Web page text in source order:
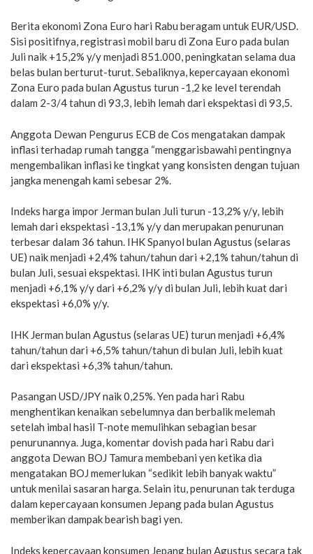
Berita ekonomi Zona Euro hari Rabu beragam untuk EUR/USD.
Sisi positifnya, registrasi mobil baru di Zona Euro pada bulan
Juli naik +15,2% y/y menjadi 851.000, peningkatan selama dua
belas bulan berturut-turut. Sebaliknya, kepercayaan ekonomi
Zona Euro pada bulan Agustus turun -1,2 ke level terendah
dalam 2-3/4 tahun di 93,3, lebih lemah dari ekspektasi di 93,5.
Anggota Dewan Pengurus ECB de Cos mengatakan dampak
inflasi terhadap rumah tangga “menggarisbawahi pentingnya
mengembalikan inflasi ke tingkat yang konsisten dengan tujuan
jangka menengah kami sebesar 2%.
Indeks harga impor Jerman bulan Juli turun -13,2% y/y, lebih
lemah dari ekspektasi -13,1% y/y dan merupakan penurunan
terbesar dalam 36 tahun. IHK Spanyol bulan Agustus (selaras
UE) naik menjadi +2,4% tahun/tahun dari +2,1% tahun/tahun di
bulan Juli, sesuai ekspektasi. IHK inti bulan Agustus turun
menjadi +6,1% y/y dari +6,2% y/y di bulan Juli, lebih kuat dari
ekspektasi +6,0% y/y.
IHK Jerman bulan Agustus (selaras UE) turun menjadi +6,4%
tahun/tahun dari +6,5% tahun/tahun di bulan Juli, lebih kuat
dari ekspektasi +6,3% tahun/tahun.
Pasangan USD/JPY naik 0,25%. Yen pada hari Rabu
menghentikan kenaikan sebelumnya dan berbalik melemah
setelah imbal hasil T-note memulihkan sebagian besar
penurunannya. Juga, komentar dovish pada hari Rabu dari
anggota Dewan BOJ Tamura membebani yen ketika dia
mengatakan BOJ memerlukan “sedikit lebih banyak waktu”
untuk menilai sasaran harga. Selain itu, penurunan tak terduga
dalam kepercayaan konsumen Jepang pada bulan Agustus
memberikan dampak bearish bagi yen.
Indeks kepercayaan konsumen Jepang bulan Agustus secara tak